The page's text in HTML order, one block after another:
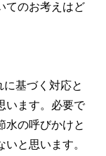
てのお考えはど
基づく対応と
います。必要で
水の呼びかけと
と思います。